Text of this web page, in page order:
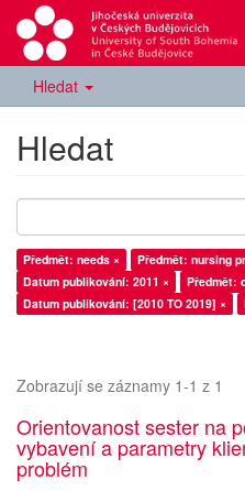
Hledat
Hledat
Předmět: needs × Předmět: nursing
Datum publikování: 2011 ×
Předmět:
Datum publikování: [2010 TO 2019] ×
Zobrazují se záznamy 1-1 z 1
Orientovanost sester na
vybavení a parametry
problém